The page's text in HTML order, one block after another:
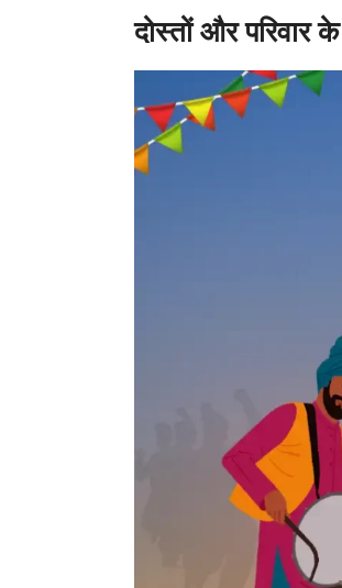
दोस्तों और परिवार